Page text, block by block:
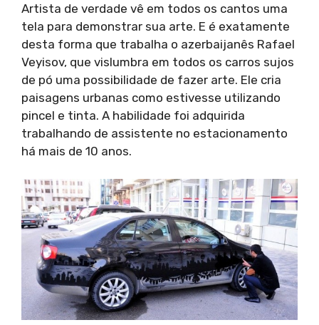
Artista de verdade vê em todos os cantos uma
tela para demonstrar sua arte. E é exatamente
desta forma que trabalha o azerbaijanês Rafael
Veyisov, que vislumbra em todos os carros sujos
de pó uma possibilidade de fazer arte. Ele cria
paisagens urbanas como estivesse utilizando
pincel e tinta. A habilidade foi adquirida
trabalhando de assistente no estacionamento
há mais de 10 anos.